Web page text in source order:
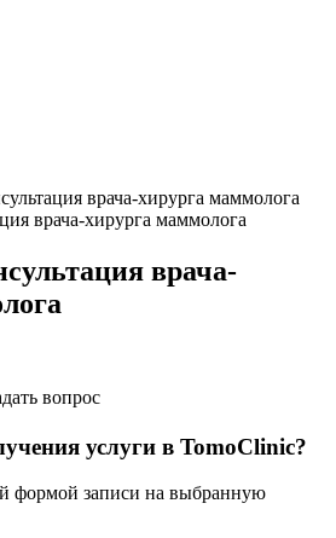
врача-хирурга маммолога
врача-
вопрос
услуги в TomoClinic?
формой записи на выбранную